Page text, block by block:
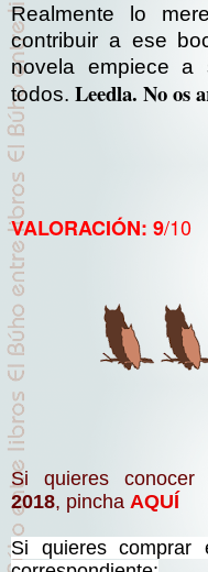
Realmente lo
contribuir a ese
novela empiece
todos. Leedla. No os
VALORACIÓN: 9/10
Si quieres conocer
2018, pincha AQUÍ
Si quieres